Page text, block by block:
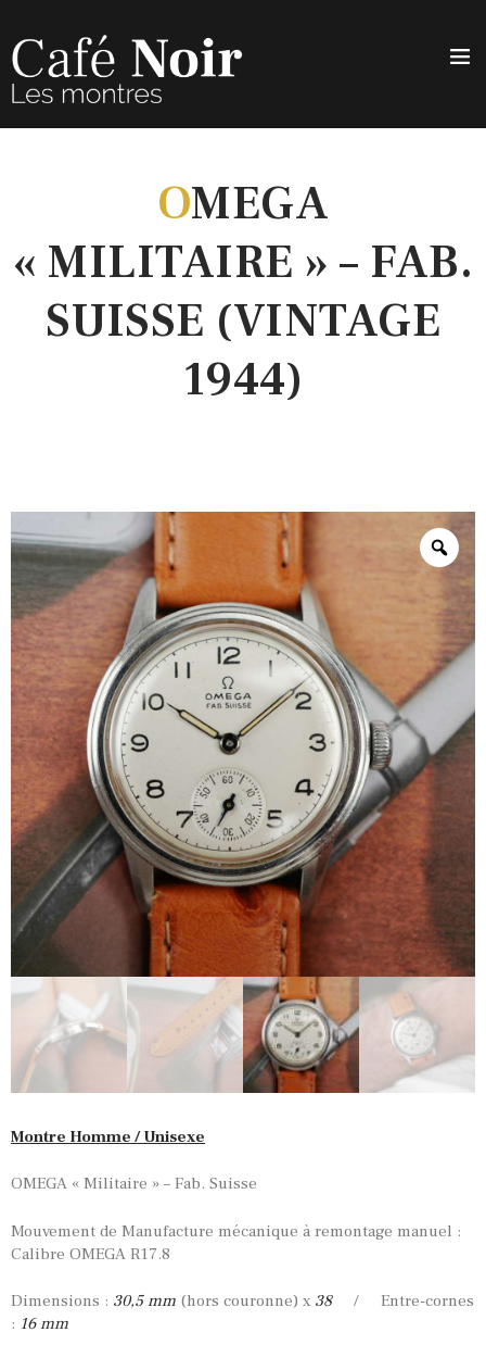
OMEGA
« MILITAIRE » – FAB.
SUISSE (VINTAGE
1944)
Montre Homme / Unisexe
OMEGA « Militaire » – Fab. Suisse
Mouvement de Manufacture mécanique à remontage manuel :
Calibre OMEGA R17.8
Dimensions : 30,5 mm (hors couronne) x 38/ Entre-cornes
: 16 mm